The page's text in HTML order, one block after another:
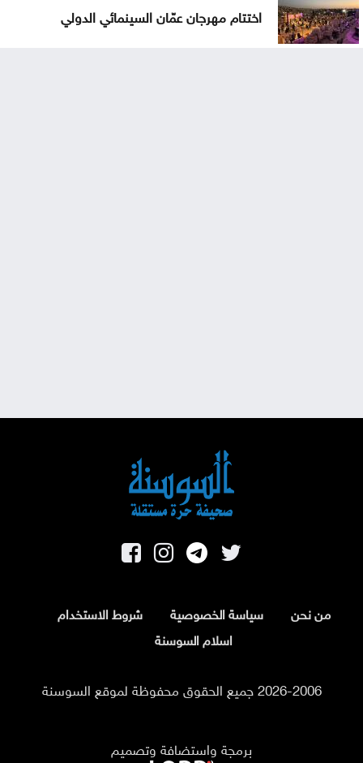
اختتام مهرجان عمّان السينمائي الدولي
من نحن سياسة الخصوصية
شروط الاستخدام
اسلام السوسنة
2026-2006 جميع الحقوق محفوظة لموقع السوسنة
برمجة واستضافة وتصميم